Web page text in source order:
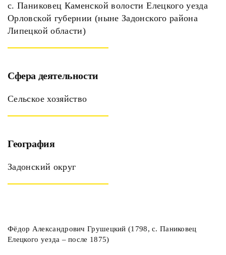
с. Паниковец Каменской волости Елецкого уезда
Орловской губернии (ныне Задонского района
Липецкой области)
Сфера деятельности
Сельское хозяйство
География
Задонский округ
Фёдор Александрович Грушецкий (1798, с. Паниковец
Елецкого уезда – после 1875)